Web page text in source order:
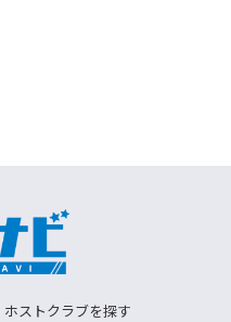
ホストクラブを探す